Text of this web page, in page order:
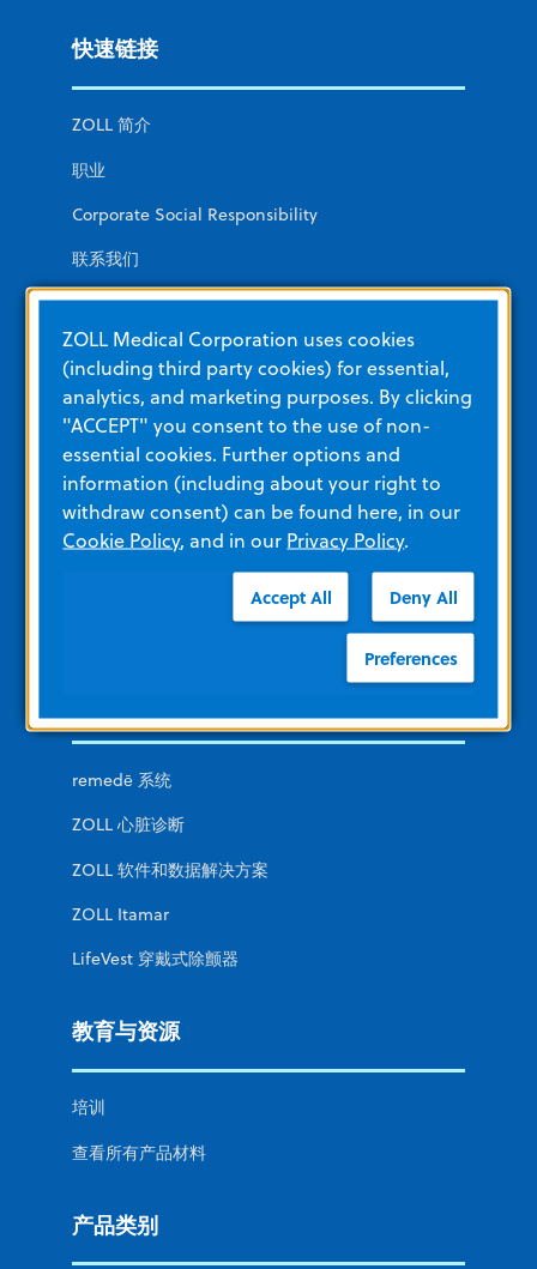
快速链接
ZOLL 简介
职业
Corporate Social Responsibility
联系我们
新闻与活动
解决方案
EMS 和消防
医院
军队
remedē 系统
ZOLL 心脏诊断
ZOLL 软件和数据解决方案
ZOLL Itamar
LifeVest 穿戴式除颤器
教育与资源
培训
查看所有产品材料
产品类别
ZOLL Medical Corporation uses cookies
(including third party cookies) for essential,
analytics, and marketing purposes. By clicking
"ACCEPT" you consent to the use of non-
essential cookies. Further options and
information (including about your right to
withdraw consent) can be found here, in our
Cookie Policy, and in our Privacy Policy.
Accept All Deny All
Preferences